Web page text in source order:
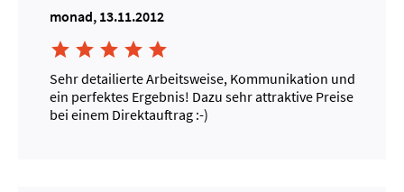
monad, 13.11.2012
    
Sehr detailierte Arbeitsweise, Kommunikation und
ein perfektes Ergebnis! Dazu sehr attraktive Preise
bei einem Direktauftrag :-)